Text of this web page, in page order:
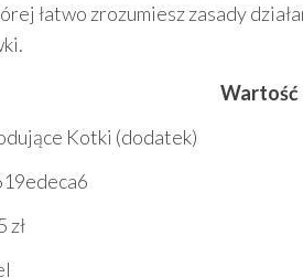
łatwo zrozumiesz zasady
Wartość
Kotki (dodatek)
zł